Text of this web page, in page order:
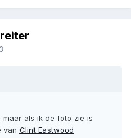
als ik de foto zie is
van Clint Eastwood